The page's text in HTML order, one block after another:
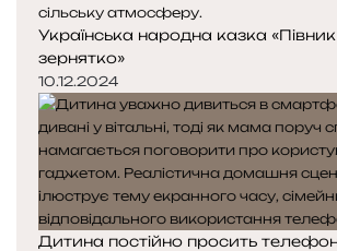
Українська народна казка
зернятко»
10.12.2024
Дитина постійно просить